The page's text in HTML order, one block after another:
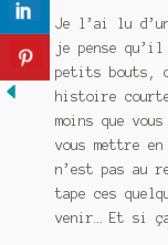
Je l’ai lu
je pense
petits bouts,
histoire
moins que
vous mettre
n’est pas au
tape ces
venir… Et si